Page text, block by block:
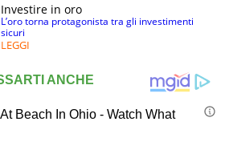
Investire in oro
L’oro torna protagonista tra gli investimenti
sicuri
LEGGI